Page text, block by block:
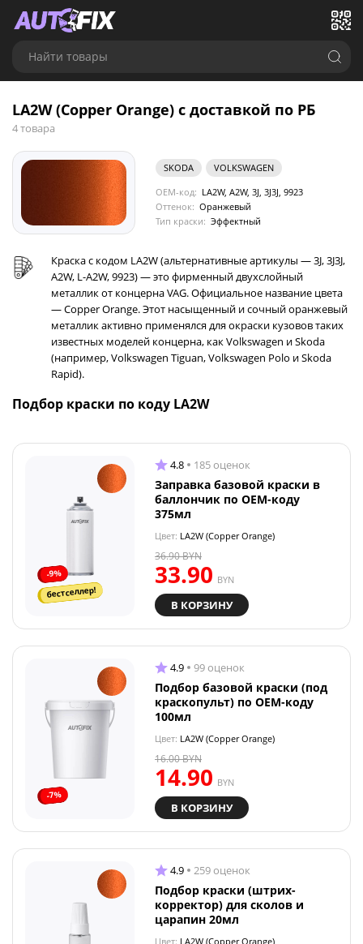
Найти товары
LA2W (Copper Orange) с доставкой по РБ
4 товара
SKODA
VOLKSWAGEN
OEM-код: LA2W, A2W, 3J, 3J3J, 9923
Оттенок: Оранжевый
Тип краски: Эффектный
Краска с кодом LA2W (альтернативные артикулы — 3J, 3J3J,
A2W, L-A2W, 9923) — это фирменный двухслойный
металлик от концерна VAG. Официальное название цвета
— Copper Orange. Этот насыщенный и сочный оранжевый
металлик активно применялся для окраски кузовов таких
известных моделей концерна, как Volkswagen и Skoda
(например, Volkswagen Tiguan, Volkswagen Polo и Skoda
Rapid).
Подбор краски по коду LA2W
-9%
бестселлер!
4.8 185 оценок
Заправка базовой краски в
баллончик по OEM-коду
375мл
Цвет: LA2W (Copper Orange)
33.90 BYN
36.90BYN
В КОРЗИНУ
-7%
4.9 99 оценок
Подбор базовой краски (под
краскопульт) по OEM-коду
100мл
Цвет: LA2W (Copper Orange)
14.90 BYN
16.00BYN
В КОРЗИНУ
4.9 259 оценок
Подбор краски (штрих-
корректор) для сколов и
царапин 20мл
Цвет: LA2W (Copper Orange)